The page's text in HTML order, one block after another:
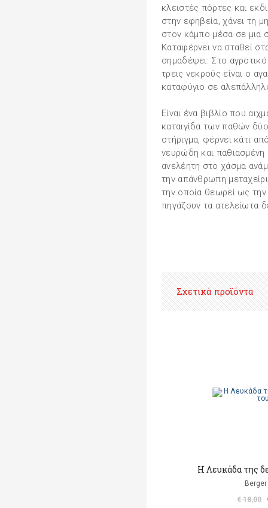
κλειστές πόρτες και
στην εφηβεία, χάνει τη
στον κάμπο μέσα σε μια
Καταφέρνει να σταθεί
σημαδέψει: Στο
τρεις νεκρούς είναι ο
καταφύγιο σε
Είναι ένα βιβλίο που
καταιγίδα των παθών
στήριγμα, φέρνει κάτι
νευρώδη και παθιασμένη
ανελέητη στο χάσμα
την απάνθρωπη
την οποία θεωρεί ως την
πηγάζουν τα ατελείωτα
Σχετικά προϊόντα
Η Λευκάδα της
€ 18,00